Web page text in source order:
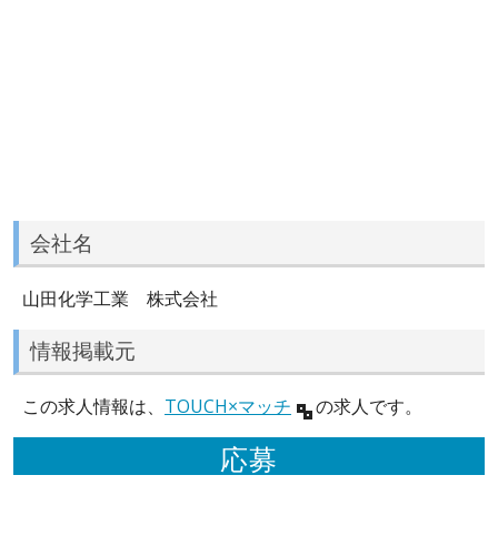
会社名
山田化学工業 株式会社
情報掲載元
この求人情報は、 TOUCH×マッチ の求人です。
応募